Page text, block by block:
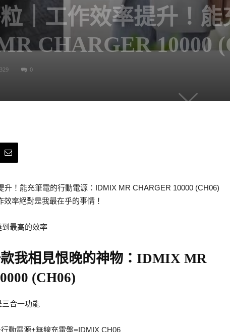
｜工作效率提升！能
CHARGER 10000
0
率絕對是我最在乎的事情！
最高的效率
我相見恨晚的神物：IDMIX MR
(CH06)
合一功能
動電源+無線充電盤=IDMIX CH06